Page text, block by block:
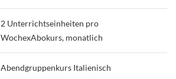
2 Unterrichtseinheiten pro
WochexAbokurs, monatlich
Abendgruppenkurs Italienisch